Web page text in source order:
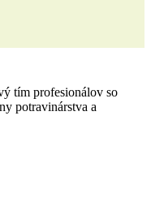
tím profesionálov so
potravinárstva a